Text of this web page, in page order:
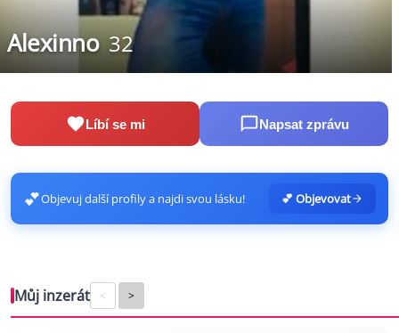
Alexinno 32
Líbí se mi Napsat zprávu
💕Objevuj další profily a najdi svou lásku! 💕 Objevovat
Můj inzerát < >